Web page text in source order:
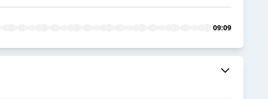
09:09